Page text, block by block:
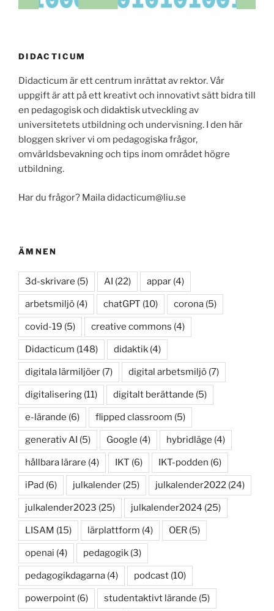
DIDACTICUM
Didacticum är ett centrum inrättat av rektor. Vår
uppgift är att på ett kreativt och innovativt sätt bidra till
en pedagogisk och didaktisk utveckling av
universitetets utbildning och undervisning. I den här
bloggen skriver vi om pedagogiska frågor,
omvärldsbevakning och tips inom området högre
utbildning.
Har du frågor? Maila didacticum@liu.se
ÄMNEN
3d-skrivare (5) AI (22) appar (4)
arbetsmiljö (4) chatGPT (10) corona (5)
covid-19 (5) creative commons (4)
Didacticum (148) didaktik (4)
digitala lärmiljöer (7) digital arbetsmiljö (7)
digitalisering (11) digitalt berättande (5)
e-lärande (6) flipped classroom (5)
generativ AI (5) Google (4) hybridläge (4)
hållbara lärare (4) IKT (6) IKT-podden (6)
iPad (6) julkalender (25) julkalender2022 (24)
julkalender2023 (25) julkalender2024 (25)
LISAM (15) lärplattform (4) OER (5)
openai (4) pedagogik (3)
pedagogikdagarna (4) podcast (10)
powerpoint (6) studentaktivt lärande (5)